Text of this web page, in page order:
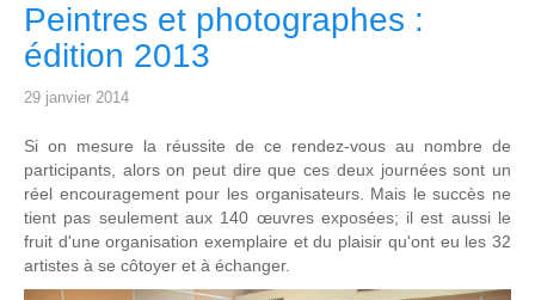
Peintres et photographes :
édition 2013
29 janvier 2014
Si on mesure la réussite de ce rendez-vous au nombre de
participants, alors on peut dire que ces deux journées sont un
réel encouragement pour les organisateurs. Mais le succès ne
tient pas seulement aux 140 œuvres exposées; il est aussi le
fruit d'une organisation exemplaire et du plaisir qu'ont eu les 32
artistes à se côtoyer et à échanger.